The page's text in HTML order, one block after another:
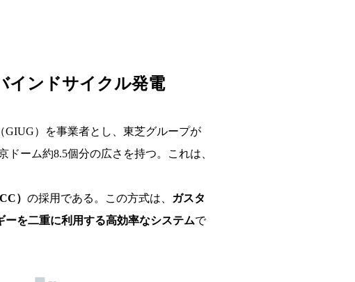
インドサイクル発電
）を事業者とし、東芝グループが
ーム約8.5個分の広さを持つ。これは、
） の採用である。この方式は、
ガスタ
を二重に利用する高効率なシステムで